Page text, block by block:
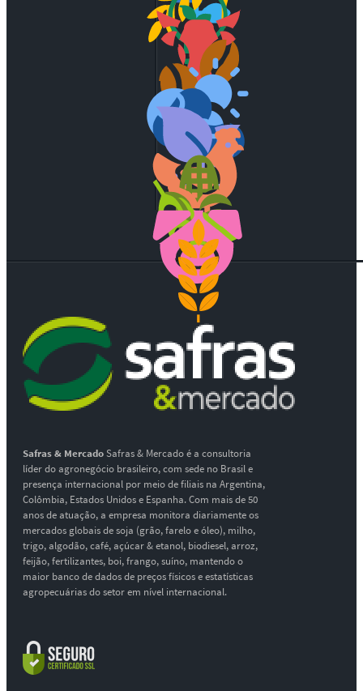
Safras & MercadoSafras & Mercado é a consultoria
líder do agronegócio brasileiro, com sede no Brasil e
presença internacional por meio de filiais na Argentina,
Colômbia, Estados Unidos e Espanha. Com mais de 50
anos de atuação, a empresa monitora diariamente os
mercados globais de soja (grão, farelo e óleo), milho,
trigo, algodão, café, açúcar & etanol, biodiesel, arroz,
feijão, fertilizantes, boi, frango, suíno, mantendo o
maior banco de dados de preços físicos e estatísticas
agropecuárias do setor em nível internacional.